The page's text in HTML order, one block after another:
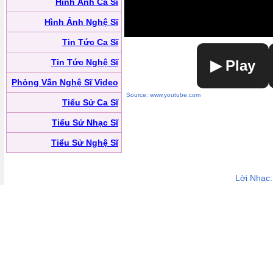
Hình Ảnh Nghệ Sĩ
Tin Tức Ca Sĩ
Tin Tức Nghệ Sĩ
Phỏng Vấn Nghệ Sĩ Video
Tiểu Sử Ca Sĩ
Tiểu Sử Nhạc Sĩ
Tiểu Sử Nghệ Sĩ
▶ Play
Source: www.youtube.com
Lời Nhạc: